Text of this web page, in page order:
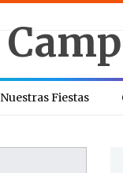
Nuestras Fiestas